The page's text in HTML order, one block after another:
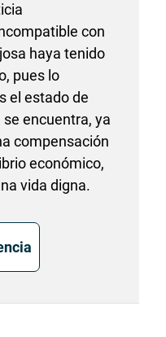
con
haya tenido
pues lo
el estado de
encuentra, ya
compensación
económico,
vida digna.